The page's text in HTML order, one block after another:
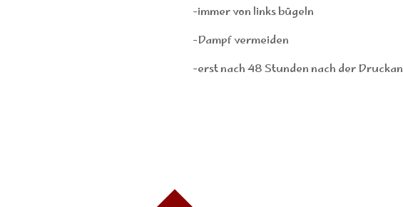
-immer von links bügeln
-Dampf vermeiden
-erst nach 48 Stunden nach der